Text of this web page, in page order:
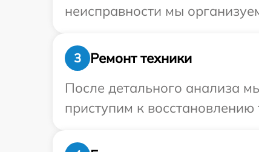
неисправности мы
3
Ремонт техники
После детального анализа
приступим к восстановлению